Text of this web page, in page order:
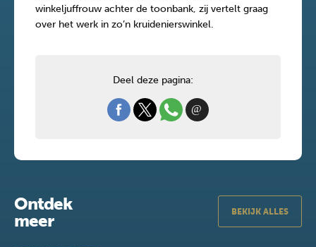
winkeljuffrouw achter de toonbank, zij vertelt graag
over het werk in zo’n kruidenierswinkel.
Deel deze pagina:
Ontdek
meer
BEKIJK ALLES